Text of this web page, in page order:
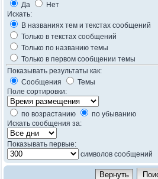
Да
Нет
Искать:
В названиях тем и текстах сообщений
Только в текстах сообщений
Только по названию темы
Только в первом сообщении темы
Показывать результаты как:
Сообщения
Темы
Поле сортировки:
по возрастанию
по убыванию
Искать сообщения за:
Показывать первые:
символов сообщений